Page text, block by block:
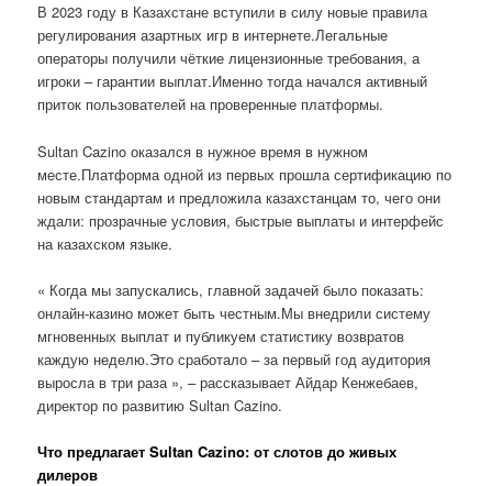
В 2023 году в Казахстане вступили в силу новые правила
регулирования азартных игр в интернете.Легальные
операторы получили чёткие лицензионные требования, а
игроки – гарантии выплат.Именно тогда начался активный
приток пользователей на проверенные платформы.
Sultan Cazino оказался в нужное время в нужном
месте.Платформа одной из первых прошла сертификацию по
новым стандартам и предложила казахстанцам то, чего они
ждали: прозрачные условия, быстрые выплаты и интерфейс
на казахском языке.
« Когда мы запускались, главной задачей было показать:
онлайн-казино может быть честным.Мы внедрили систему
мгновенных выплат и публикуем статистику возвратов
каждую неделю.Это сработало – за первый год аудитория
выросла в три раза », – рассказывает Айдар Кенжебаев,
директор по развитию Sultan Cazino.
Что предлагает Sultan Cazino: от слотов до живых
дилеров